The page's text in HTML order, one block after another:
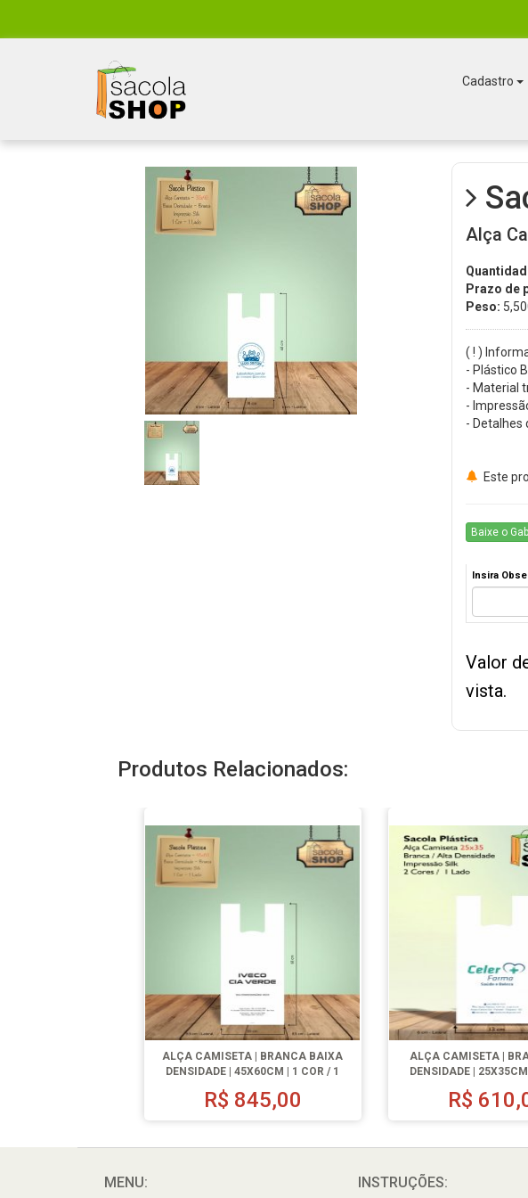
Cadastro
Alça
Prazo de
Peso:
( ! )
- Plástico
- Material
-
- Detalhes
Este
Baixe o
Insira
Valor
vista.
Produtos Relacionados:
ALÇA CAMISETA | BRANCA BAIXA
DENSIDADE | 45X60CM | 1 COR / 1
LADO | 500 UN.
R$ 845,00
ALÇA CAMISETA |
DENSIDADE |
LADO | 1000
R$
MENU: INSTRUÇÕES: